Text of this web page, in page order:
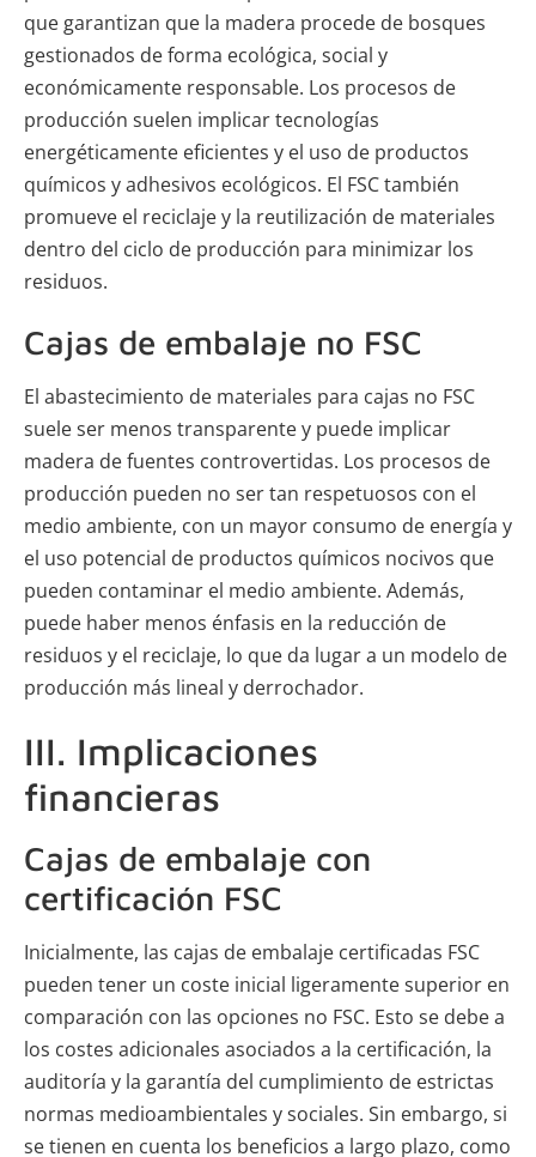
que garantizan que la madera procede de bosques
gestionados de forma ecológica, social y
económicamente responsable. Los procesos de
producción suelen implicar tecnologías
energéticamente eficientes y el uso de productos
químicos y adhesivos ecológicos. El FSC también
promueve el reciclaje y la reutilización de materiales
dentro del ciclo de producción para minimizar los
residuos.
Cajas de embalaje no FSC
El abastecimiento de materiales para cajas no FSC
suele ser menos transparente y puede implicar
madera de fuentes controvertidas. Los procesos de
producción pueden no ser tan respetuosos con el
medio ambiente, con un mayor consumo de energía y
el uso potencial de productos químicos nocivos que
pueden contaminar el medio ambiente. Además,
puede haber menos énfasis en la reducción de
residuos y el reciclaje, lo que da lugar a un modelo de
producción más lineal y derrochador.
III. Implicaciones
financieras
Cajas de embalaje con
certificación FSC
Inicialmente, las cajas de embalaje certificadas FSC
pueden tener un coste inicial ligeramente superior en
comparación con las opciones no FSC. Esto se debe a
los costes adicionales asociados a la certificación, la
auditoría y la garantía del cumplimiento de estrictas
normas medioambientales y sociales. Sin embargo, si
se tienen en cuenta los beneficios a largo plazo, como